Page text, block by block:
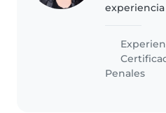
organizar
como
cuentos.
sencillas..
Penales